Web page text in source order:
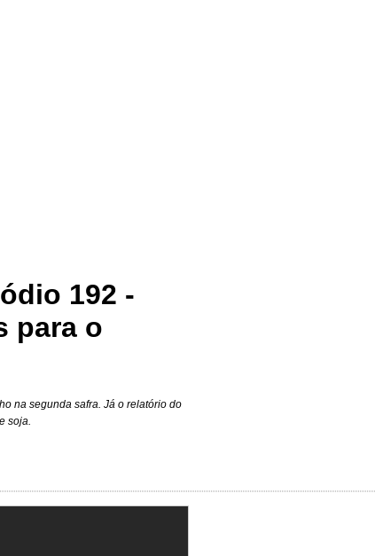
192 -
para o
na segunda safra. Já o relatório do
soja.